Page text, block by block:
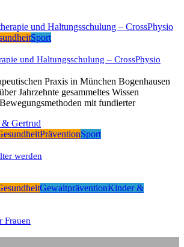
Sport
und Haltungsschulung – CrossPhysio
Praxis in München Bogenhausen
Jahrzehnte gesammeltes Wissen
mit fundierter
PräventionSport
werden
GewaltpräventionKinder &
Frauen